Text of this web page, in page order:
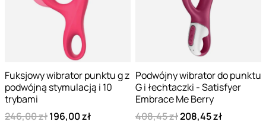
Fuksjowy wibrator punktu g z
podwójną stymulacją i 10
trybami
246,00 zł196,00 zł
Podwójny wibrator do punktu
G i łechtaczki - Satisfyer
Embrace Me Berry
408,45 zł208,45 zł